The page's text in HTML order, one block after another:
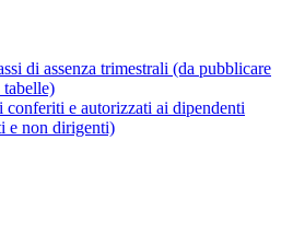
di assenza trimestrali (da pubblicare
tabelle)
conferiti e autorizzati ai dipendenti
e non dirigenti)